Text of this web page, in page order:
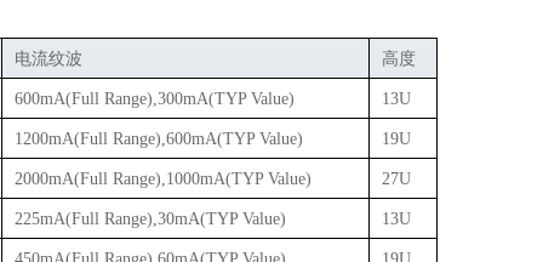
电流纹波 高度
600mA(Full Range),300mA(TYP Value) 13U
1200mA(Full Range),600mA(TYP Value) 19U
2000mA(Full Range),1000mA(TYP Value) 27U
225mA(Full Range),30mA(TYP Value) 13U